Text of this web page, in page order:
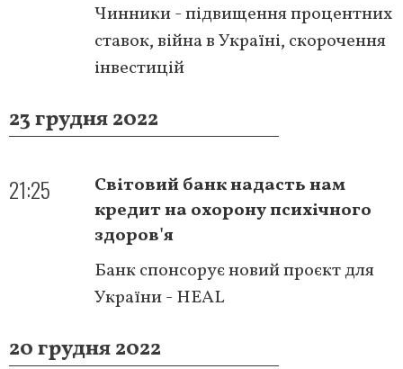
Чинники - підвищення процентних
ставок, війна в Україні, скорочення
інвестицій
23 грудня 2022
21:25
Світовий банк надасть нам
кредит на охорону психічного
здоров'я
Банк спонсорує новий проєкт для
України - НЕАL
20 грудня 2022